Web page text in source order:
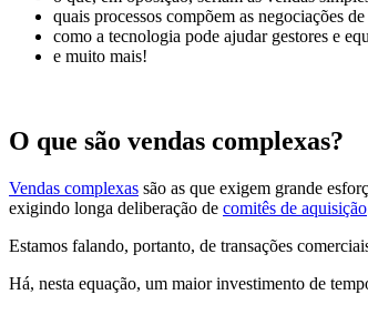
quais processos compõem as negociações
como a tecnologia pode ajudar gestores e
e muito mais!
O que são vendas complexas?
Vendas complexas são as que exigem grande
exigindo longa deliberação de comitês de aquisição
Estamos falando, portanto, de transações
Há, nesta equação, um maior investimento de